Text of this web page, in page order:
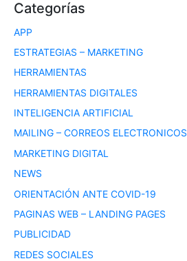
Categorías
APP
ESTRATEGIAS – MARKETING
HERRAMIENTAS
HERRAMIENTAS DIGITALES
INTELIGENCIA ARTIFICIAL
MAILING – CORREOS ELECTRONICOS
MARKETING DIGITAL
NEWS
ORIENTACIÓN ANTE COVID-19
PAGINAS WEB – LANDING PAGES
PUBLICIDAD
REDES SOCIALES